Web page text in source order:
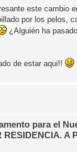
este cambio
por los pelos,
¿Alguién ha
de estar aqui!!
para el
A